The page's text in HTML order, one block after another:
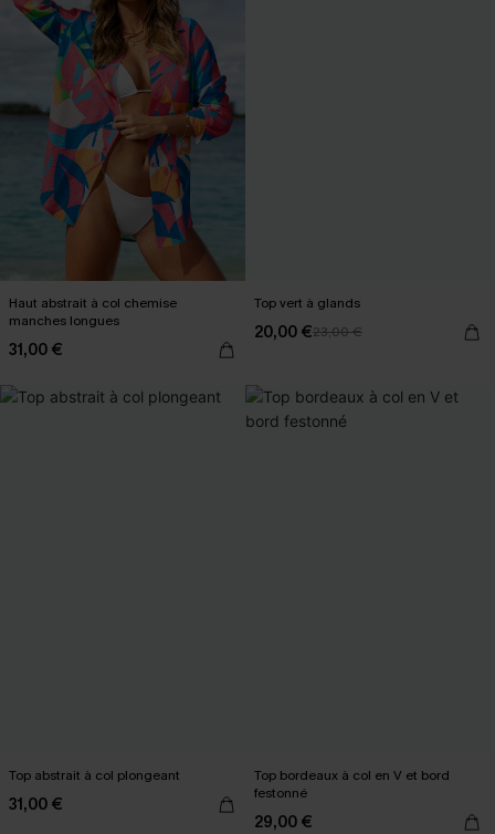
Haut abstrait à col chemise
manches longues
31,00 €
Top vert à glands
20,00 €23,00 €
Top abstrait à col plongeant
31,00 €
Top bordeaux à col en V et bord
festonné
29,00 €